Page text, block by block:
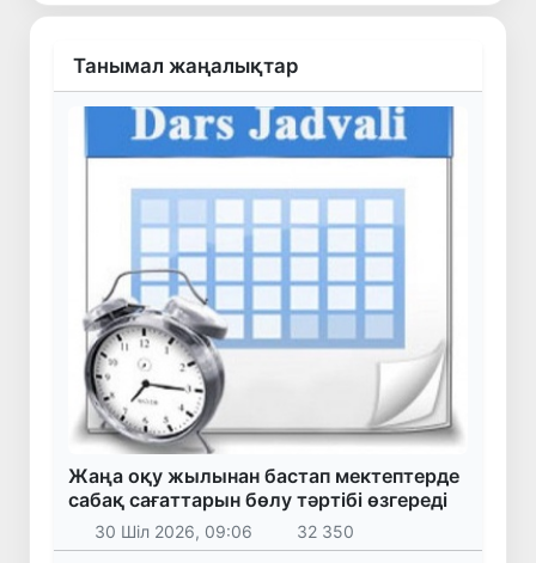
Танымал жаңалықтар
Жаңа оқу жылынан бастап мектептерде
сабақ сағаттарын бөлу тәртібі өзгереді
30 Шіл 2026, 09:06 32 350